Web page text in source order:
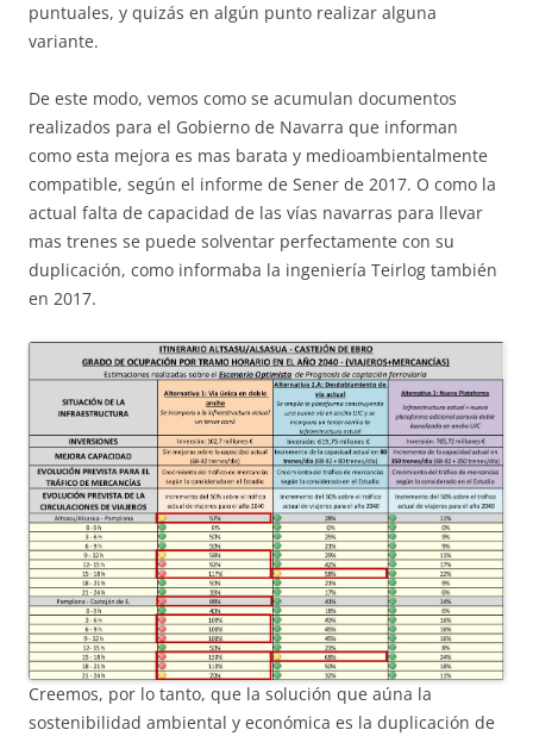
puntuales, y quizás en algún punto realizar alguna
variante.
De este modo, vemos como se acumulan documentos
realizados para el Gobierno de Navarra que informan
como esta mejora es mas barata y medioambientalmente
compatible, según el informe de Sener de 2017. O como la
actual falta de capacidad de las vías navarras para llevar
mas trenes se puede solventar perfectamente con su
duplicación, como informaba la ingeniería Teirlog también
en 2017.
Creemos, por lo tanto, que la solución que aúna la
sostenibilidad ambiental y económica es la duplicación de